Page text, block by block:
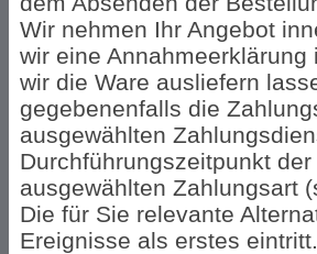
Wir nehmen Ihr Angebot
wir eine
wir die Ware ausliefern
gegebenenfalls die
ausgewählten
Durchführungszeitpunkt
ausgewählten Zahlungsart
Die für Sie relevante
Ereignisse als erstes eintritt.